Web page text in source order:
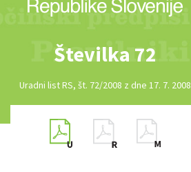
Številka 72
Uradni list RS, št. 72/2008 z dne 17. 7. 2008